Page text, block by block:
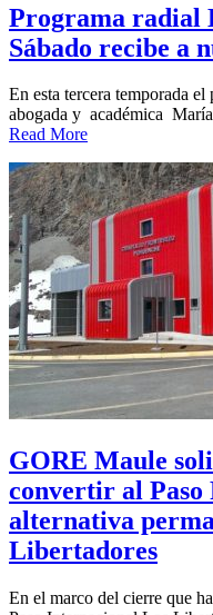
Programa radial
Sábado recibe a
En esta tercera temporada
abogada y académica
Read More
GORE Maule
convertir al Paso
alternativa
Libertadores
En el marco del cierre que